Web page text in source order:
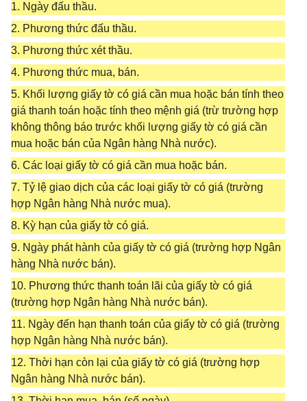
1. Ngày đấu thầu.
2. Phương thức đấu thầu.
3. Phương thức xét thầu.
4. Phương thức mua, bán.
5. Khối lượng giấy tờ có giá cần mua hoặc bán tính theo
giá thanh toán hoặc tính theo mệnh giá (trừ trường hợp
không thông báo trước khối lượng giấy tờ có giá cần
mua hoặc bán của Ngân hàng Nhà nước).
6. Các loại giấy tờ có giá cần mua hoặc bán.
7. Tỷ lệ giao dịch của các loại giấy tờ có giá (trường
hợp Ngân hàng Nhà nước mua).
8. Kỳ hạn của giấy tờ có giá.
9. Ngày phát hành của giấy tờ có giá (trường hợp Ngân
hàng Nhà nước bán).
10. Phương thức thanh toán lãi của giấy tờ có giá
(trường hợp Ngân hàng Nhà nước bán).
11. Ngày đến hạn thanh toán của giấy tờ có giá (trường
hợp Ngân hàng Nhà nước bán).
12. Thời hạn còn lại của giấy tờ có giá (trường hợp
Ngân hàng Nhà nước bán).